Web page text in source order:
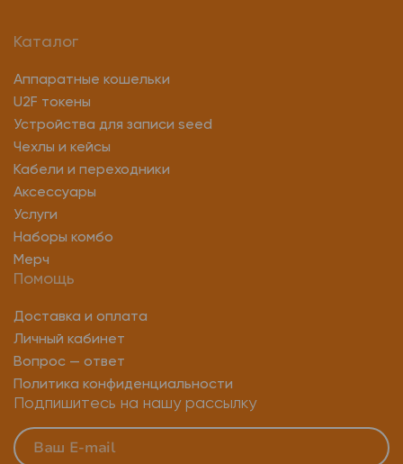
Каталог
Аппаратные кошельки
U2F токены
Устройства для записи seed
Чехлы и кейсы
Кабели и переходники
Аксессуары
Услуги
Наборы комбо
Мерч
Помощь
Доставка и оплата
Личный кабинет
Вопрос — ответ
Политика конфиденциальности
Подпишитесь на нашу рассылку